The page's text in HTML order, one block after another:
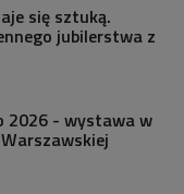
się sztuką.
jubilerstwa z
2026 - wystawa w